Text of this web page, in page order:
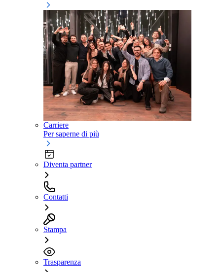
Carriere
Per saperne di più
Diventa partner
Contatti
Stampa
Trasparenza